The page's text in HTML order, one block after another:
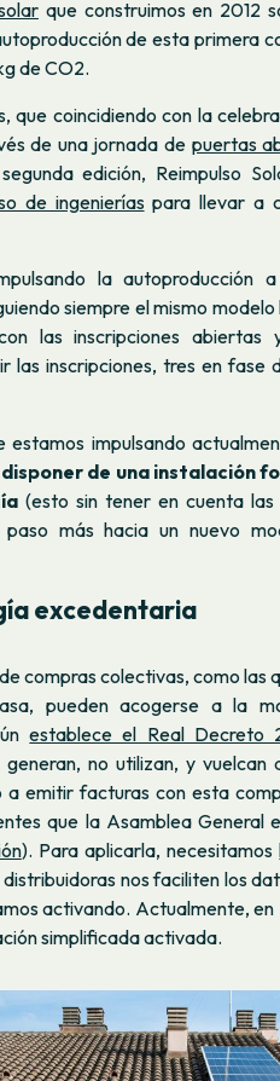
que construimos en 2012
de esta primera
de CO2.
que coincidiendo con la
de una jornada de puertas
edición, Reimpulso
de ingenieríaspara llevar a
la autoproducción
siempre el mismo
las inscripciones abiertas
las inscripciones, tres en fase
estamos impulsando
de una instalación
(esto sin tener en cuenta las
más hacia un nuevo
excedentaria
compras colectivas, como las
pueden acogerse a la
establece el Real Decreto
no utilizan, y
emitir facturas con esta
que la Asamblea General
). Para aplicarla, necesitamos
nos faciliten los
activando. Actualmente,
simplificada activada.